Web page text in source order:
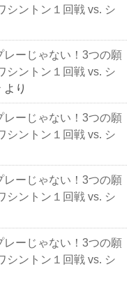
シントン１回戦 vs. シ
レーじゃない！3つの願
シントン１回戦 vs. シ
より
レーじゃない！3つの願
シントン１回戦 vs. シ
レーじゃない！3つの願
シントン１回戦 vs. シ
レーじゃない！3つの願
シントン１回戦 vs. シ